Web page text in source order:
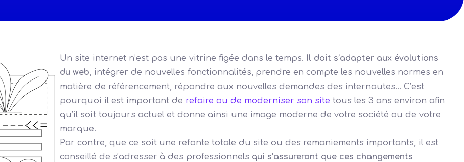
Un site internet n’est pas une vitrine figée dans le temps. Il doit s’adapter aux évolutions
du web, intégrer de nouvelles fonctionnalités, prendre en compte les nouvelles normes en
matière de référencement, répondre aux nouvelles demandes des internautes… C’est
pourquoi il est important de refaire ou de moderniser son site tous les 3 ans environ afin
qu’il soit toujours actuel et donne ainsi une image moderne de votre société ou de votre
marque.
Par contre, que ce soit une refonte totale du site ou des remaniements importants, il est
conseillé de s’adresser à des professionnels qui s’assureront que ces changements